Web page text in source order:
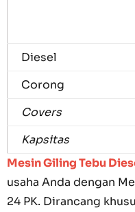
Diesel
Corong
Covers
Kapsitas
Mesin Giling Tebu
usaha Anda dengan
24 PK. Dirancang